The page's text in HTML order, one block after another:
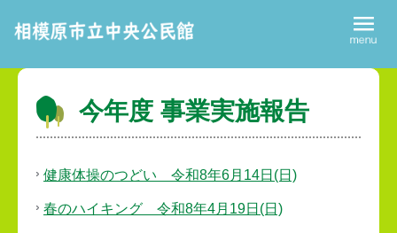
今年度 事業実施報告
健康体操のつどい 令和8年6月14日(日)
春のハイキング 令和8年4月19日(日)